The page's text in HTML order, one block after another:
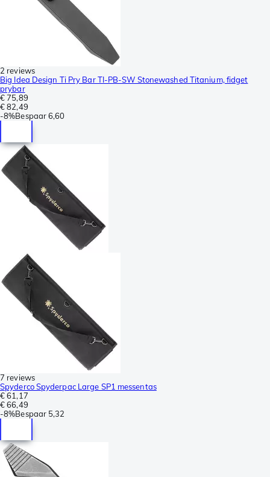
2 reviews
Big Idea Design Ti Pry Bar TI-PB-SW Stonewashed Titanium, fidget
prybar
€ 75,89
€ 82,49
-8%Bespaar6,60
7 reviews
Spyderco Spyderpac Large SP1 messentas
€ 61,17
€ 66,49
-8%Bespaar 5,32